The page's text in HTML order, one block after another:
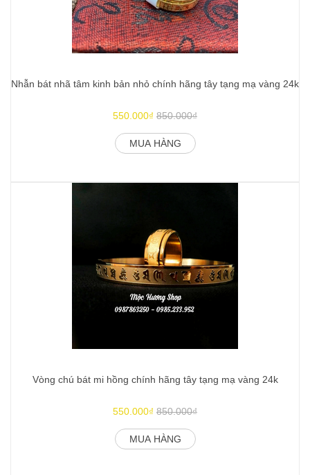
Nhẫn bát nhã tâm kinh bản nhỏ chính hãng tây tạng mạ vàng 24k
550.000₫ 850.000₫
MUA HÀNG
Vòng chú bát mi hồng chính hãng tây tạng mạ vàng 24k
550.000₫ 850.000₫
MUA HÀNG